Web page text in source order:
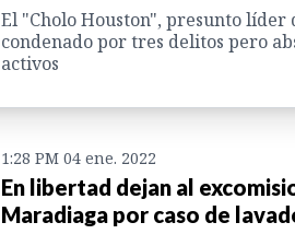
El "Cholo Houston", presunto líder
condenado por tres delitos pero
activos
1:28 PM 04 ene. 2022
En libertad dejan al
Maradiaga por caso de